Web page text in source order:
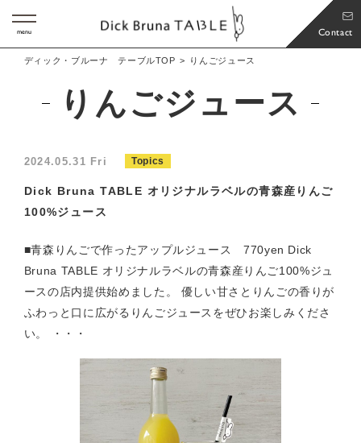
Contact
menu
ディック・ブルーナ テーブルTOP りんごジュース
りんごジュース
2024.05.31 Fri Topics
Dick Bruna TABLE オリジナルラベルの青森産りんご
100%ジュース
■青森りんごで作ったアップルジュース 770yen Dick
Bruna TABLE オリジナルラベルの青森産りんご100%ジュ
ースの店内提供始めました。 優しい甘さとりんごの香りが
ふわっと口に広がるりんごジュースをぜひお楽しみくださ
い。 ・・・